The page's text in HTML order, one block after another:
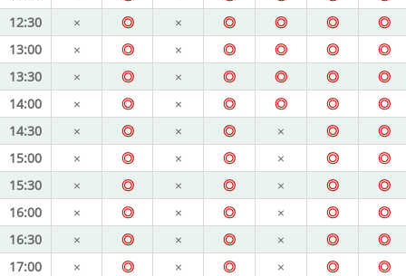
12:30
× ◎ × ◎ ◎ ◎
◎
13:00
× ◎ × ◎ ◎ ◎
◎
13:30
× ◎ × ◎ ◎ ◎
◎
14:00
× ◎ × ◎ ◎ ◎
◎
14:30
× ◎ × ◎ × ◎
◎
15:00
× ◎ × ◎ × ◎
◎
15:30
× ◎ × ◎ × ◎
◎
16:00
× ◎ × ◎ × ◎
◎
16:30
× ◎ × ◎ × ◎
◎
17:00
× ◎ × ◎ × ◎
◎